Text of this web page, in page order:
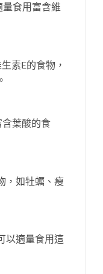
食用富含維
素E的食物，
葉酸的食
，如牡蠣、瘦
以適量食用這